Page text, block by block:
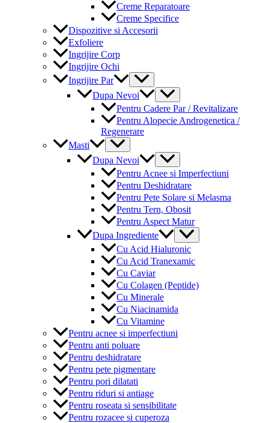
Creme Reparatoare
Creme Specifice
Dispozitive si Accesorii
Exfoliere
Ingrijire Corp
Ingrijire Ochi
Ingrijire Par
Menu
Toggle
Dupa Nevoi
Menu
Toggle
Pentru Cadere Par / Revitalizare
Pentru Alopecie Androgenetica /
Regenerare
Masti
Menu
Toggle
Dupa Nevoi
Menu
Toggle
Pentru Acnee si Imperfectiuni
Pentru Deshidratare
Pentru Pete Solare si Melasma
Pentru Tern, Obosit
Pentru Aspect Matur
Dupa Ingrediente
Menu
Toggle
Cu Acid Hialuronic
Cu Acid Tranexamic
Cu Caviar
Cu Colagen (Peptide)
Cu Minerale
Cu Niacinamida
Cu Vitamine
Pentru acnee si imperfectiuni
Pentru anti poluare
Pentru deshidratare
Pentru pete pigmentare
Pentru pori dilatati
Pentru riduri si antiage
Pentru roseata si sensibilitate
Pentru rozacee si cuperoza